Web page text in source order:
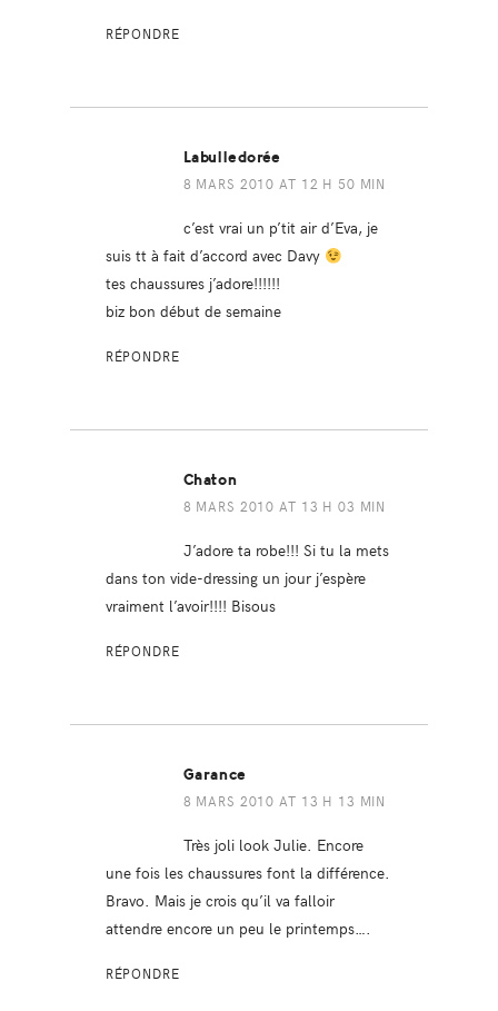
RÉPONDRE
Labulledorée
8 MARS 2010 AT 12 H 50 MIN
c’est vrai un p’tit air d’Eva, je
suis tt à fait d’accord avec Davy
tes chaussures j’adore!!!!!!
biz bon début de semaine
RÉPONDRE
Chaton
8 MARS 2010 AT 13 H 03 MIN
J’adore ta robe!!! Si tu la mets
dans ton vide-dressing un jour j’espère
vraiment l’avoir!!!! Bisous
RÉPONDRE
Garance
8 MARS 2010 AT 13 H 13 MIN
Très joli look Julie. Encore
une fois les chaussures font la différence.
Bravo. Mais je crois qu’il va falloir
attendre encore un peu le printemps….
RÉPONDRE